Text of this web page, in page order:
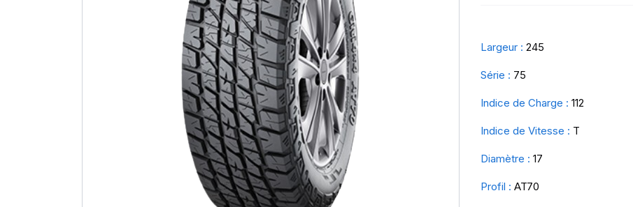
Largeur : 245
Série : 75
Indice de Charge : 112
Indice de Vitesse : T
Diamètre : 17
Profil : AT70